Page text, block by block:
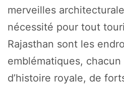
merveilles
nécessité pour tout
Rajasthan sont les
emblématiques,
d’histoire royale, de